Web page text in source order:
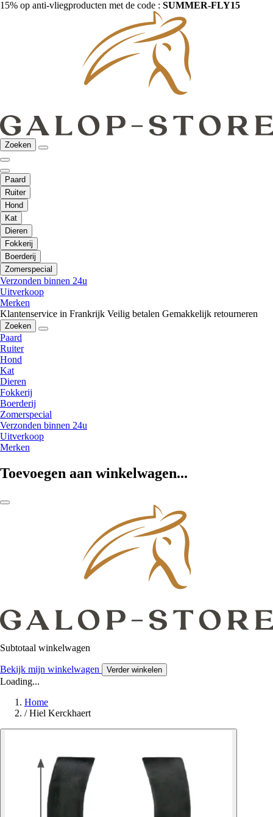
15% op anti-vliegproducten met de code : SUMMER-FLY15
Zoeken
Paard
Ruiter
Hond
Kat
Dieren
Fokkerij
Boerderij
Zomerspecial
Verzonden binnen 24u
Uitverkoop
Merken
Klantenservice in Frankrijk Veilig betalen Gemakkelijk retourneren
Zoeken
Paard
Ruiter
Hond
Kat
Dieren
Fokkerij
Boerderij
Zomerspecial
Verzonden binnen 24u
Uitverkoop
Merken
Toevoegen aan winkelwagen...
Subtotaal winkelwagen
Bekijk mijn winkelwagen Verder winkelen
Loading...
Home
/ Hiel Kerckhaert